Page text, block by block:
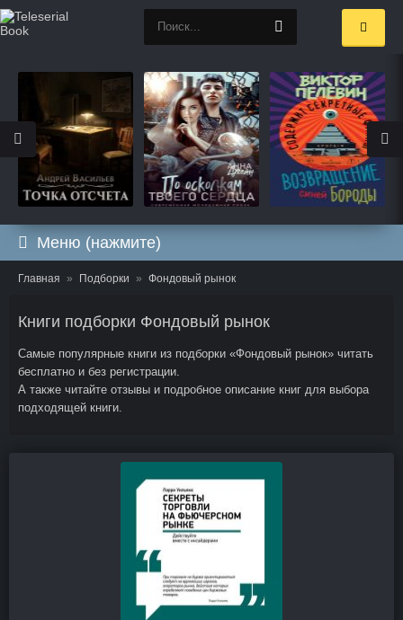
Меню (нажмите)
Главная Подборки Фондовый рынок
Книги подборки Фондовый рынок
Самые популярные книги из подборки «Фондовый рынок» читать
бесплатно и без регистрации.
А также читайте отзывы и подробное описание книг для выбора
подходящей книги.